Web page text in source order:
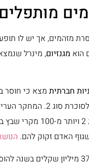
מזהמים, אך יש לו
הוא מגנזיום, מינרל
חברתית
למנוע מעל 1,000
האדם זקוק להם.
הפתרון ברמה הלאומית מוערך בכ-